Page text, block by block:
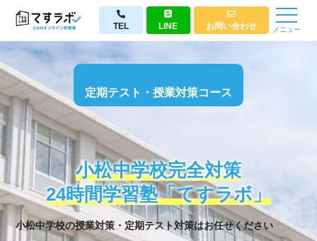
TEL LINE お問い合わせ メニュー
定期テスト・授業対策コース
小松中学校完全対策
24時間学習塾「てすラボ」
小松中学校の授業対策・定期テスト対策はお任せください